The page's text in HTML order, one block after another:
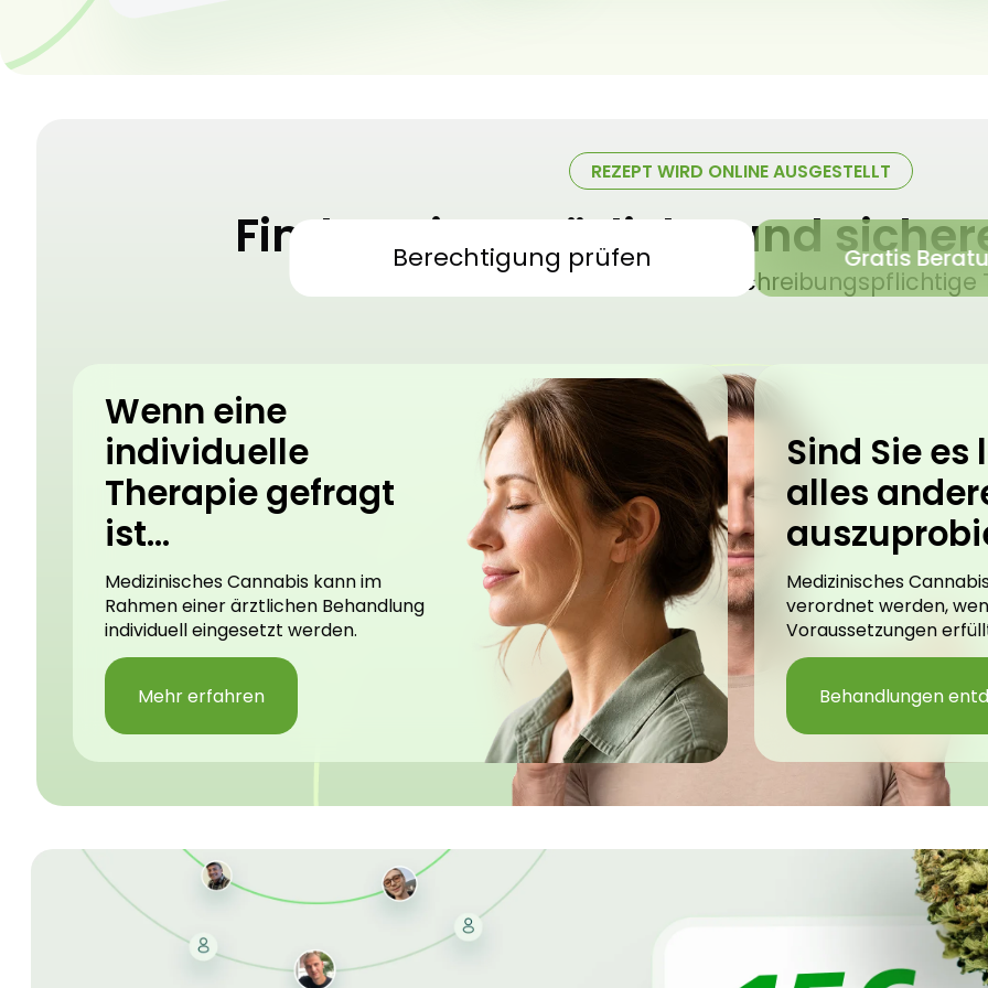
REZEPT WIRD ONLINE AUSGESTELLT
Finden Sie natürliche und
Medizinisches Cannabis – verschreibungspflichtige
Berechtigung prüfen Gratis
Wenn eine
individuelle
Therapie gefragt
ist...
Medizinisches Cannabis kann im
Rahmen einer ärztlichen Behandlung
individuell eingesetzt werden.
Mehr erfahren
Sind Sie es
alles
Medizinisches
verordnet werden,
Voraussetzungen
Behandlungen